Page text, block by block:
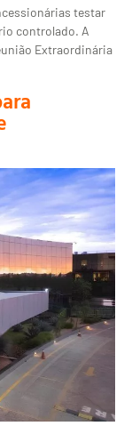
testar
controlado. A
Extraordinária